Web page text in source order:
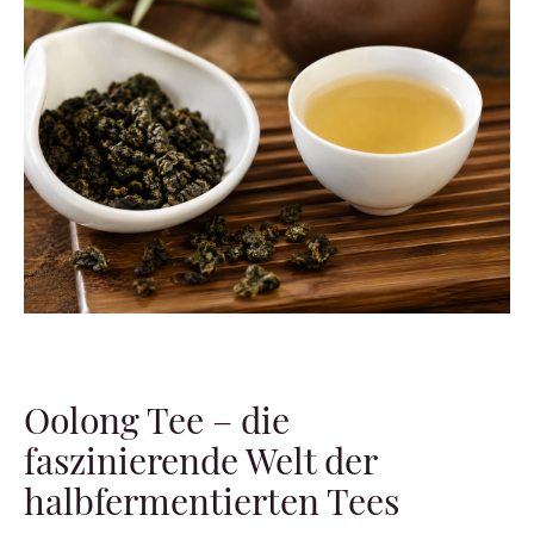
Oolong Tee – die
faszinierende Welt der
halbfermentierten Tees